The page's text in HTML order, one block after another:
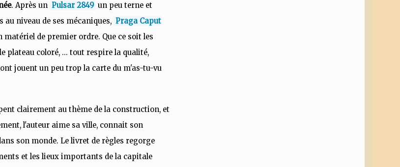
. Après un Pulsar 2849 un peu terne et
niveau de ses mécaniques, Praga Caput
de premier ordre. Que ce soit les
plateau coloré, ... tout respire la qualité,
jouent un peu trop la carte du m'as-tu-vu
clairement au thème de la construction, et
l'auteur aime sa ville, connait son
son monde. Le livret de règles regorge
et les lieux importants de la capitale